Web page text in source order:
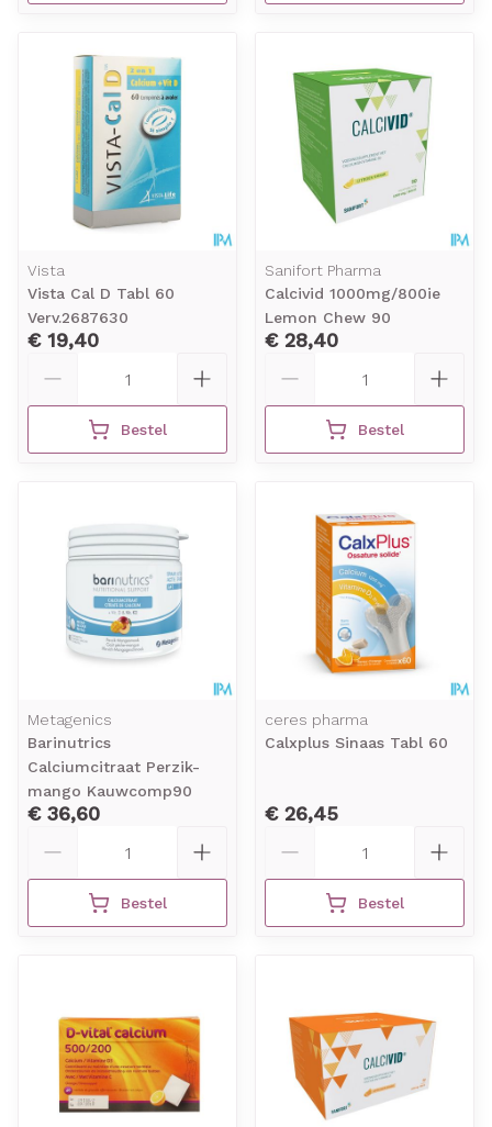
Vista
Vista Cal D Tabl 60
Verv.2687630
€ 19,40
Bestel
Sanifort Pharma
Calcivid 1000mg/800ie
Lemon Chew 90
€ 28,40
Bestel
Metagenics
Barinutrics
Calciumcitraat Perzik-
mango Kauwcomp90
€ 36,60
Bestel
ceres pharma
Calxplus Sinaas Tabl 60
€ 26,45
Bestel